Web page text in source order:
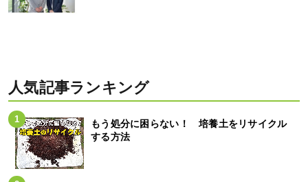
人気記事ランキング
もう処分に困らない！ 培養土をリサイクル
する方法